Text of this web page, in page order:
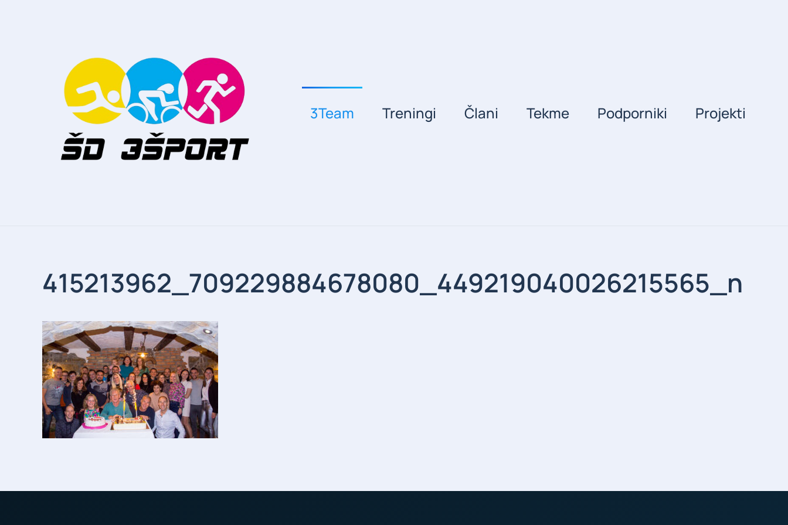
3Team Treningi Člani Tekme Podporniki Projekti
415213962_709229884678080_449219040026215565_n